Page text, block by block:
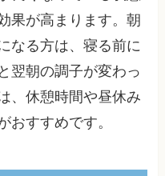
果が高まります。朝
なる方は、寝る前に
翌朝の調子が変わっ
、休憩時間や昼休み
おすすめです。